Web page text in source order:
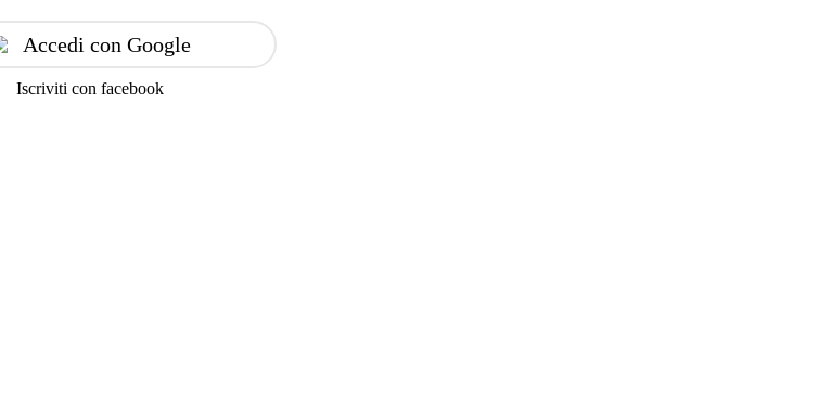
Accedi con Google
Iscriviti con facebook